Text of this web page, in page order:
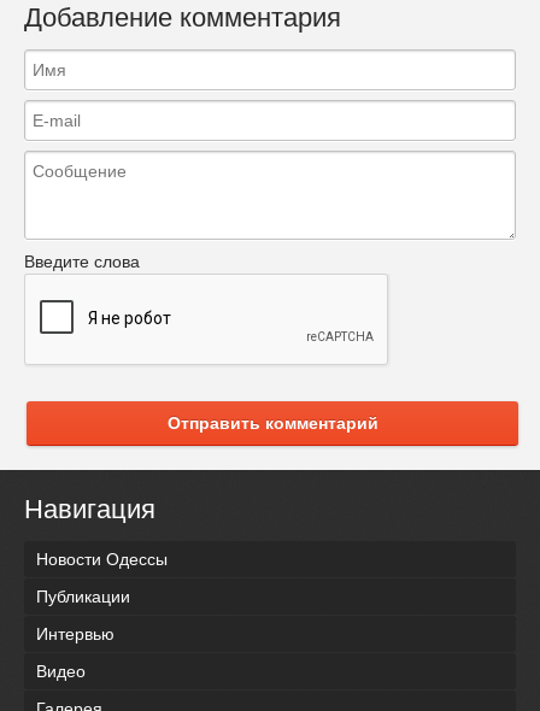
Добавление комментария
Введите слова
Отправить комментарий
Навигация
Новости Одессы
Публикации
Интервью
Видео